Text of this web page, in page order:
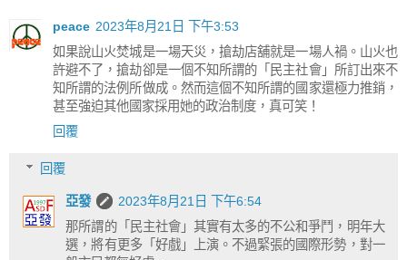
peace 2023年8月21日 下午3:53
如果說山火焚城是一場天災，搶劫店舖就是一場人禍。山火也
許避不了，搶劫卻是一個不知所謂的「民主社會」所訂出來不
知所謂的法例所做成。然而這個不知所謂的國家還極力推銷，
甚至強迫其他國家採用她的政治制度，真可笑！
回覆
回覆
亞發
2023年8月21日 下午6:54
那所謂的「民主社會」其實有太多的不公和爭鬥，明年大
選，將有更多「好戲」上演。不過緊張的國際形勢，對一